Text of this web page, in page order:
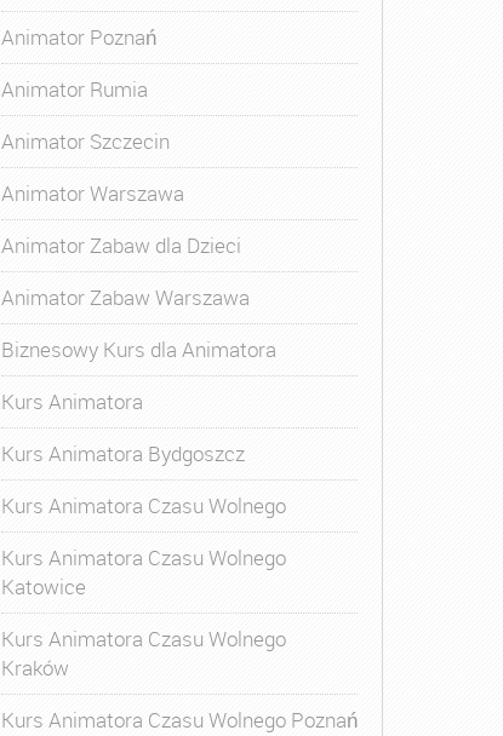
Animator Poznań
Animator Rumia
Animator Szczecin
Animator Warszawa
Animator Zabaw dla Dzieci
Animator Zabaw Warszawa
Biznesowy Kurs dla Animatora
Kurs Animatora
Kurs Animatora Bydgoszcz
Kurs Animatora Czasu Wolnego
Kurs Animatora Czasu Wolnego
Katowice
Kurs Animatora Czasu Wolnego
Kraków
Kurs Animatora Czasu Wolnego Poznań